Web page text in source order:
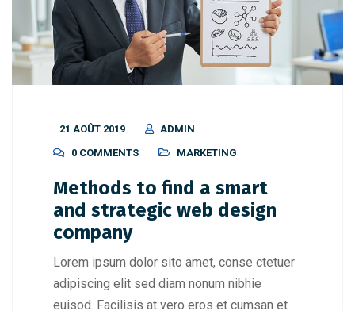
21 AOÛT 2019
ADMIN
0 COMMENTS
MARKETING
Methods to find a smart
and strategic web design
company
Lorem ipsum dolor sito amet, conse ctetuer
adipiscing elit sed diam nonum nibhie
euisod. Facilisis at vero eros et cumsan et